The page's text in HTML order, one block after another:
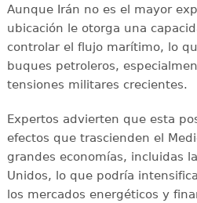
Aunque Irán no es el mayor
ubicación le otorga una
controlar el flujo marítimo, lo
buques petroleros,
tensiones militares crecientes.
Expertos advierten que esta
efectos que trascienden el
grandes economías, incluidas
Unidos, lo que podría
los mercados energéticos y